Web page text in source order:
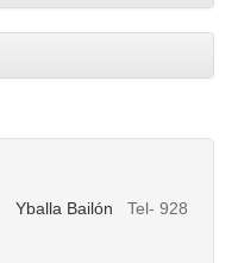
Yballa Bailón Tel- 928